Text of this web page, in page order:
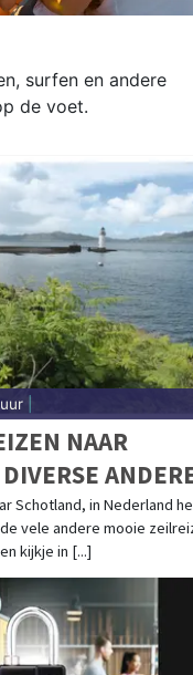
surfen en andere
de voet.
|
NAAR
MET INI
Schotland, in Nederland
vele andere mooie
kijkje in [...]